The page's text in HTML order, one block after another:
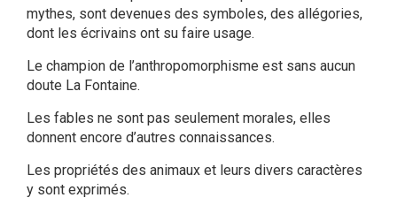
mythes, sont devenues des symboles, des allégories,
dont les écrivains ont su faire usage.
Le champion de l’anthropomorphisme est sans aucun
doute La Fontaine.
Les fables ne sont pas seulement morales, elles
donnent encore d’autres connaissances.
Les propriétés des animaux et leurs divers caractères
y sont exprimés.